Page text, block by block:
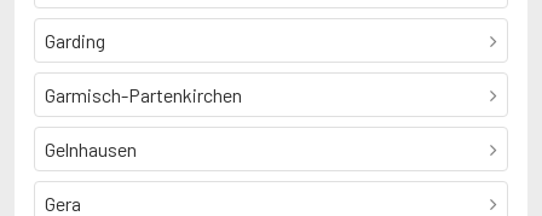
Garding
Garmisch-Partenkirchen
Gelnhausen
Gera